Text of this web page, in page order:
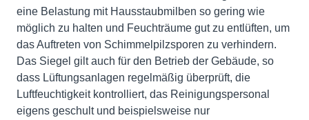
eine Belastung mit Hausstaubmilben so gering wie
möglich zu halten und Feuchträume gut zu entlüften, um
das Auftreten von Schimmelpilzsporen zu verhindern.
Das Siegel gilt auch für den Betrieb der Gebäude, so
dass Lüftungsanlagen regelmäßig überprüft, die
Luftfeuchtigkeit kontrolliert, das Reinigungspersonal
eigens geschult und beispielsweise nur